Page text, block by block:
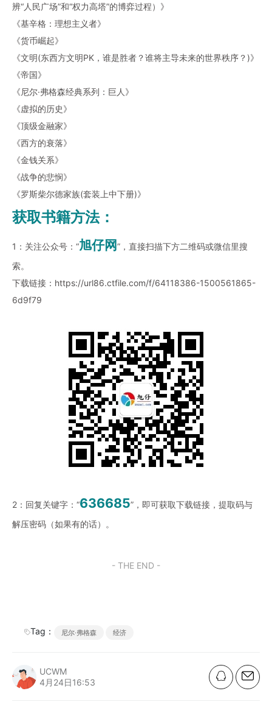
辨“人民广场”和“权力高塔”的博弈过程）》
《基辛格：理想主义者》
《货币崛起》
《文明(东西方文明PK，谁是胜者？谁将主导未来的世界秩序？)》
《帝国》
《尼尔·弗格森经典系列：巨人》
《虚拟的历史》
《顶级金融家》
《西方的衰落》
《金钱关系》
《战争的悲悯》
《罗斯柴尔德家族(套装上中下册)》
获取书籍方法：
1：关注公众号：“旭仔网”，直接扫描下方二维码或微信里搜
索。
下载链接： https://url86.ctfile.com/f/64118386-1500561865-
6d9f79
2：回复关键字：“636685”，即可获取下载链接，提取码与
解压密码（如果有的话）。
- THE END -
Tag： 尼尔·弗格森 经济
UCWM
4月24日16:53